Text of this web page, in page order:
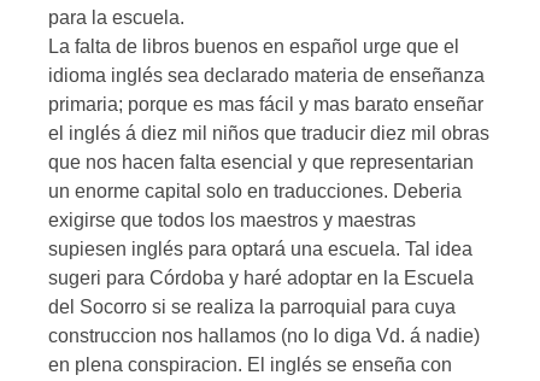
para la escuela.
La falta de libros buenos en español urge que el
idioma inglés sea declarado materia de enseñanza
primaria; porque es mas fácil y mas barato enseñar
el inglés á diez mil niños que traducir diez mil obras
que nos hacen falta esencial y que representarian
un enorme capital solo en traducciones. Deberia
exigirse que todos los maestros y maestras
supiesen inglés para optará una escuela. Tal idea
sugeri para Córdoba y haré adoptar en la Escuela
del Socorro si se realiza la parroquial para cuya
construccion nos hallamos (no lo diga Vd. á nadie)
en plena conspiracion. El inglés se enseña con